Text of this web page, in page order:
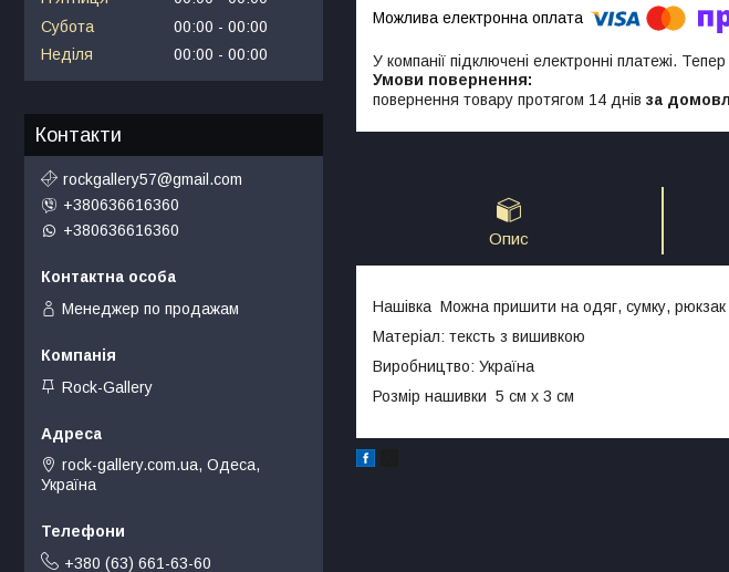
У компанії підключені електронні платежі.
повернення товару протягом 14 днів за
Опис
Нашівка Можна пришити на одяг, сумку, рюкзак
Матеріал: тексть з вишивкою
Виробництво: Україна
Розмір нашивки 5 см x 3 cм
Субота
00:00
00:00
Неділя
00:00 00:00
Контакти
rockgallery57@gmail.com
+380636616360
+380636616360
Менеджер по продажам
Rock-Gallery
rock-gallery.com.ua, Одеса,
Україна
+380 (63) 661-63-60